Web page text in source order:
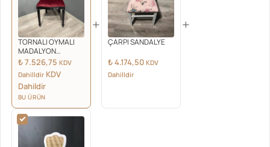
TORNALI OYMALI
MADALYON
SANDALYE SİYAH
PARLAK
₺7.526,75 KDV
Dahilldir KDV
Dahildir
BU ÜRÜN
+
ÇARPI SANDALYE
₺4.174,50 KDV
Dahilldir
+